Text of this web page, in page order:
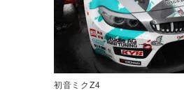
初音ミクZ4